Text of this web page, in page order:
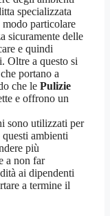
specializzata
modo particolare
sicuramente delle
e quindi
Oltre a questo si
portano a
che le Pulizie
e offrono un
sono utilizzati per
ambienti
più
a non far
ai dipendenti
a termine il